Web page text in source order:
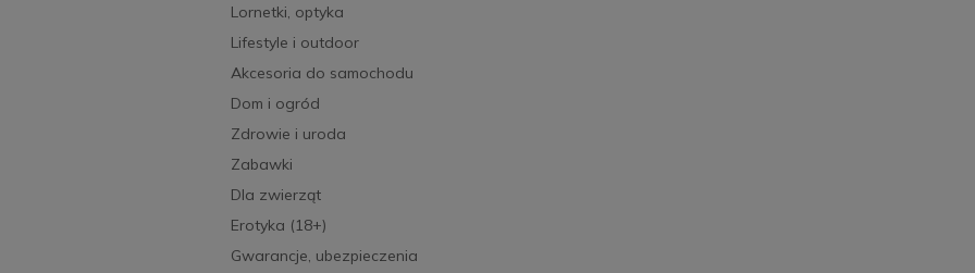
Lornetki, optyka
Lifestyle i outdoor
Akcesoria do samochodu
Dom i ogród
Zdrowie i uroda
Zabawki
Dla zwierząt
Erotyka (18+)
Gwarancje, ubezpieczenia